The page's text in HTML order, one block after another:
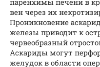
вен через их
Проникновение
железы приводит к
червеобразный
Аскариды могут
желудок в области